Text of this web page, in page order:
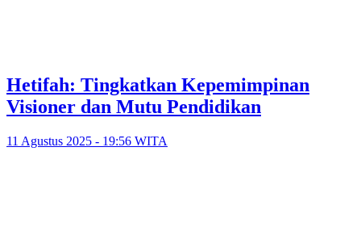
Hetifah: Tingkatkan Kepemimpinan
Visioner dan Mutu Pendidikan
11 Agustus 2025 - 19:56 WITA